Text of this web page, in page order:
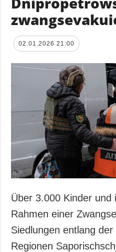
Wiederaufbau
der Ukraine
Politik
Wirtschaft
Militär
Gesellschaft und
Kultur
Sport
Kriminalität
Notstand und
Notfälle
ZUSÄTZLICH
Veröffentlichungen
Interview
Fotos
Video
02.01.2026 21:00
Über 3.000 Kinder und
Rahmen einer
Siedlungen entlang
Regionen